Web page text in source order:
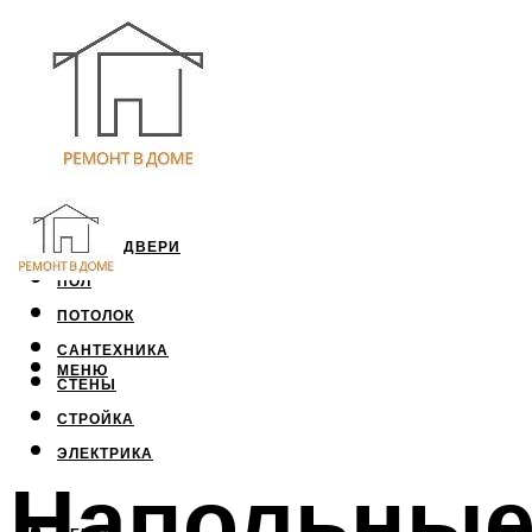
ОКНА И ДВЕРИ
ПОЛ
ПОТОЛОК
САНТЕХНИКА
СТЕНЫ
СТРОЙКА
ЭЛЕКТРИКА
МЕНЮ